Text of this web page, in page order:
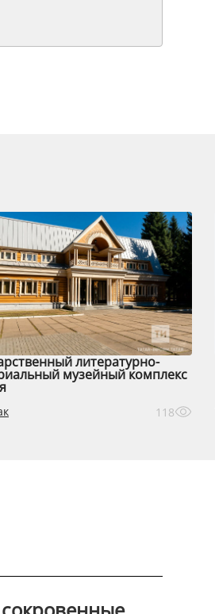
литературно-
музейный комплекс
118